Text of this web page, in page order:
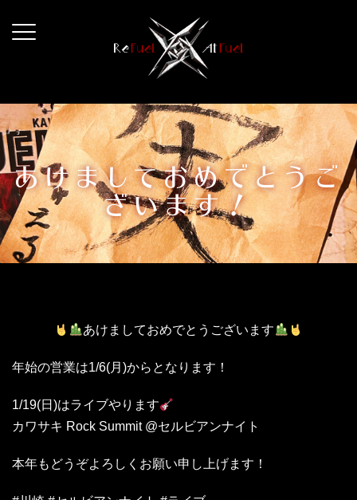
ン
へ
ス
キ
ッ
プ
あけましておめでとうご
ざいます！
あけましておめでとうございます
年始の営業は1/6(月)からとなります！
1/19(日)はライブやります
カワサキ Rock Summit @セルビアンナイト
本年もどうぞよろしくお願い申し上げます！